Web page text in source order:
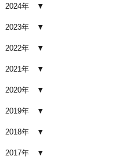
車内クリーニング業者の選び方｜
つのポイント
2026.02.02
果を感じない人が見落としている3
つの原因
自分でできる？プロに頼むべき境
2026.01.05
2024年
2023年
2022年
2021年
2020年
2019年
2018年
2017年